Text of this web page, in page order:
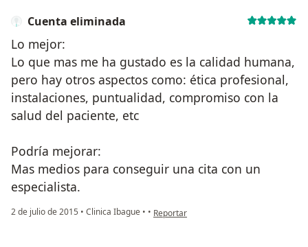
Cuenta eliminada
Lo mejor:
Lo que mas me ha gustado es la calidad humana,
pero hay otros aspectos como: ética profesional,
instalaciones, puntualidad, compromiso con la
salud del paciente, etc
Podría mejorar:
Mas medios para conseguir una cita con un
especialista.
2 de julio de 2015 • Clinica Ibague • • en opinión del usuario Cuenta eliminada
Reportar